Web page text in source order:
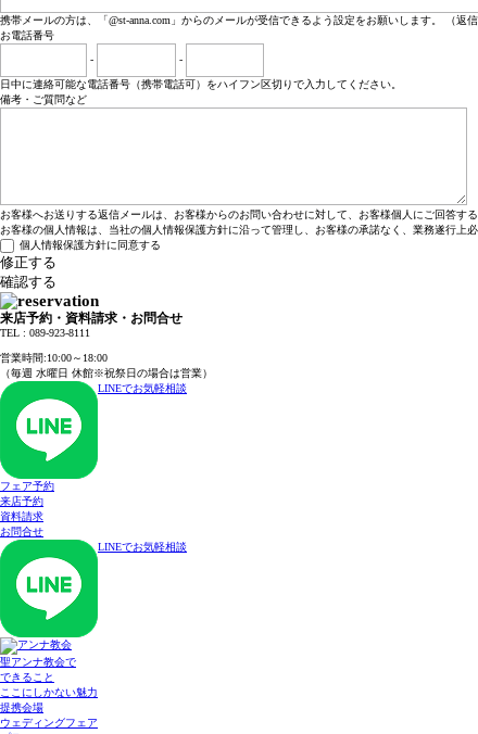
携帯メールの方は、「@st-anna.com」からのメールが受信できるよう設定をお願いします。 （返
お電話番号
-
-
日中に連絡可能な電話番号（携帯電話可）をハイフン区切りで入力してください。
備考・ご質問など
お客様へお送りする返信メールは、お客様からのお問い合わせに対して、お客様個人にご回答
お客様の個人情報は、当社の個人情報保護方針に沿って管理し、お客様の承諾なく、業務遂行上
個人情報保護方針に同意する
来店予約・資料請求・お問合せ
TEL : 089-923-8111
営業時間:10:00～18:00
（毎週 水曜日 休館※祝祭日の場合は営業）
LINEでお気軽相談
フェア予約
来店予約
資料請求
お問合せ
LINEでお気軽相談
聖アンナ教会で
できること
ここにしかない魅力
提携会場
ウェディングフェア